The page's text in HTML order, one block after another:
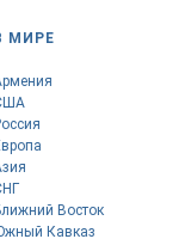
МИРЕ
Восток
Кавказ